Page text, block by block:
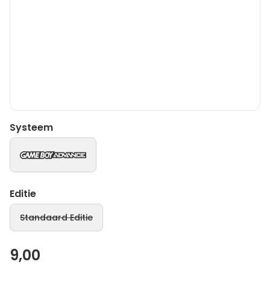
Systeem
Editie
Standaard Editie
9,00